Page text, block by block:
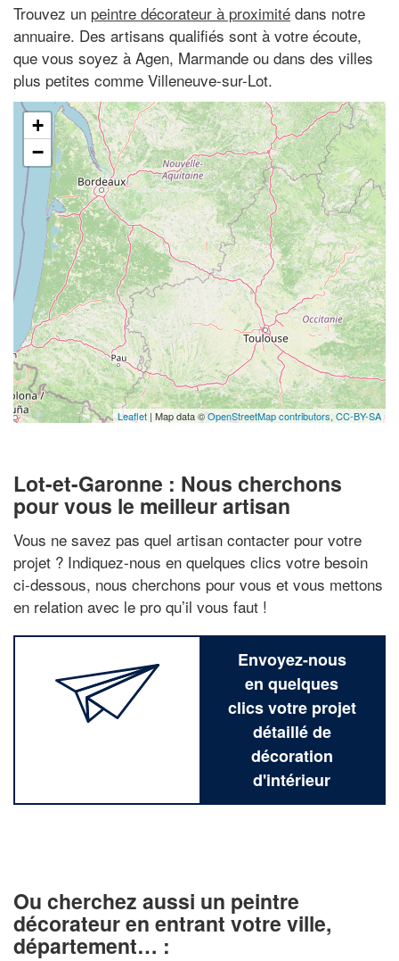
Trouvez un peintre décorateur à proximité dans notre
annuaire. Des artisans qualifiés sont à votre écoute,
que vous soyez à Agen, Marmande ou dans des villes
plus petites comme Villeneuve-sur-Lot.
+
−
Leaflet | Map data ©OpenStreetMap contributors, CC-BY-SA
Lot-et-Garonne : Nous cherchons
pour vous le meilleur artisan
Vous ne savez pas quel artisan contacter pour votre
projet ? Indiquez-nous en quelques clics votre besoin
ci-dessous, nous cherchons pour vous et vous mettons
en relation avec le pro qu’il vous faut !
Envoyez-nous
en quelques
clics votre projet
détaillé de
décoration
d'intérieur
Ou cherchez aussi un peintre
décorateur en entrant votre ville,
département… :